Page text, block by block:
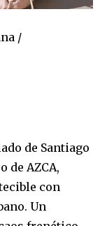
/
de Santiago
de AZCA,
con
Un